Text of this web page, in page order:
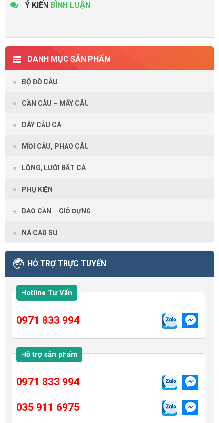
Ý KIẾN BÌNH LUẬN
DANH MỤC SẢN PHẨM
BỘ ĐỒ CÂU
CẦN CÂU – MÁY CÂU
DÂY CÂU CÁ
MỒI CÂU, PHAO CÂU
LỒNG, LƯỚI BẮT CÁ
PHỤ KIỆN
BAO CẦN – GIỎ ĐỰNG
NÁ CAO SU
HỖ TRỢ TRỰC TUYẾN
Hotline Tư Vấn
0971 833 994
Hỗ trợ sản phẩm
0971 833 994
035 911 6975